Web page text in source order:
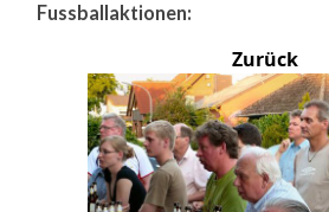
Fussballaktionen:
Zurück